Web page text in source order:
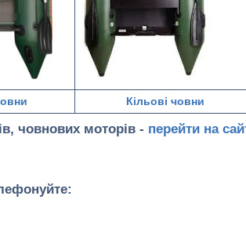
Кільові човни
човнових моторів - перейти на